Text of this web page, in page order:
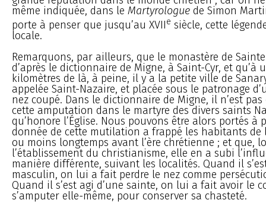
même indiquée, dans le Martyrologue de Simon
porte à penser que jusqu’au XVIIe siècle, cette
locale.
Remarquons, par ailleurs, que le monastère de
d’après le dictionnaire de Migne, à Saint-Cyr, et qu’à
kilomètres de là, à peine, il y a la petite ville de
appelée Saint-Nazaire, et placée sous le patronage
nez coupé. Dans le dictionnaire de Migne, il n’est
cette amputation dans le martyre des divers saints
qu’honore l’Église. Nous pouvons être alors portés à
donnée de cette mutilation a frappé les habitants de
ou moins longtemps avant l’ère chrétienne ; et que,
l’établissement du christianisme, elle en a subi
manière différente, suivant les localités. Quand il
masculin, on lui a fait perdre le nez comme
Quand il s’est agi d’une sainte, on lui a fait avoir le
s’amputer elle-même, pour conserver sa chasteté.